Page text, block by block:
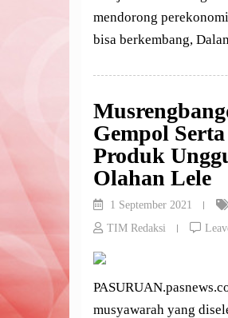
mendorong
bisa berkembang,
Gempol
Produk
Olahan Lele
1 September 2021
TIM Redaksi
musyawarah yang